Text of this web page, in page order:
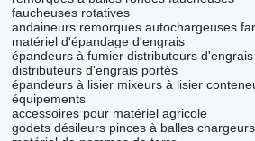
faucheuses rotatives
andaineurs remorques autochargeuses
matériel d'épandage d'engrais
épandeurs à fumier distributeurs d'engrais
distributeurs d'engrais portés
épandeurs à lisier mixeurs à lisier
équipements
accessoires pour matériel agricole
godets désileurs pinces à balles